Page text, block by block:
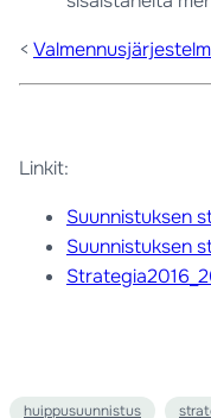
<
Linkit:
Suunnistuksen
Suunnistuksen
huippusuunnistus